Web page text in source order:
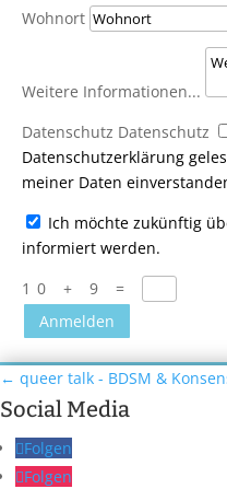
Wohnort
Weitere Informationen...
Datenschutz Datenschutz
Datenschutzerklärung
meiner Daten
Ich möchte zukünftig
informiert werden.
10 + 9
=
Anmelden
← queer talk - BDSM &
Social Media
Folgen
Folgen